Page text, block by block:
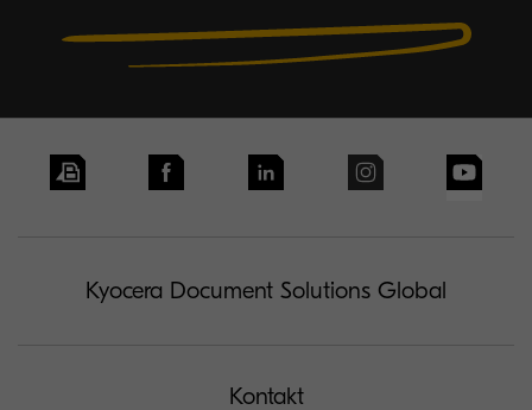
Kyocera Document Solutions Global
Kontakt